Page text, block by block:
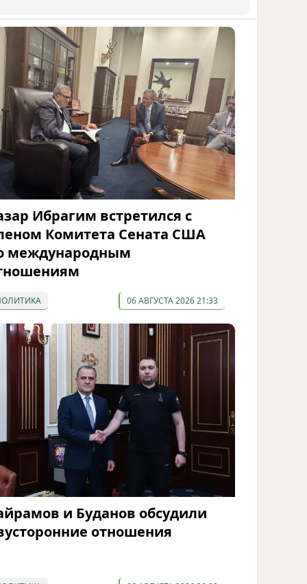
Ибрагим встретился с
Комитета Сената США
международным
06 АВГУСТА 2026 21:33
и Буданов обсудили
отношения